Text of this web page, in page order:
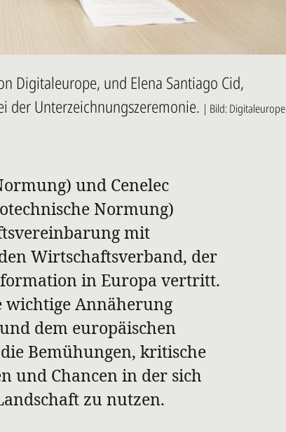
Digitaleurope, und Elena Santiago Cid,
der Unterzeichnungszeremonie. | Bild: Digitaleurope
und Cenelec
Normung)
mit
Wirtschaftsverband, der
in Europa vertritt.
wichtige Annäherung
dem europäischen
Bemühungen, kritische
und Chancen in der sich
zu nutzen.